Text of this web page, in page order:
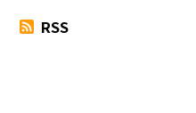
RSS